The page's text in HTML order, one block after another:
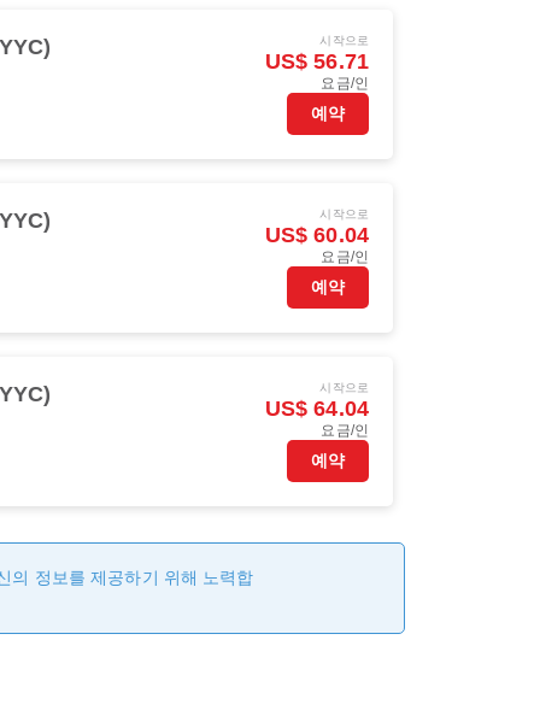
시작으로
US$ 56.71
요금/인
예약
시작으로
US$ 60.04
요금/인
예약
시작으로
US$ 64.04
요금/인
예약
의 정보를 제공하기 위해 노력합